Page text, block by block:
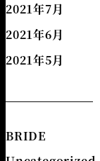
2021年7月
2021年6月
2021年5月
BRIDE